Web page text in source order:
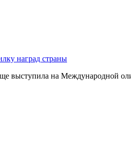
наград страны
выступила на Международной